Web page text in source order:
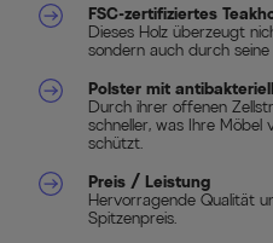
FSC-zertifiziertes
Dieses Holz überzeugt
sondern auch durch
Polster mit
Durch ihrer offenen
schneller, was Ihre Möbel
schützt.
Preis / Leistung
Hervorragende Qualität
Spitzenpreis.